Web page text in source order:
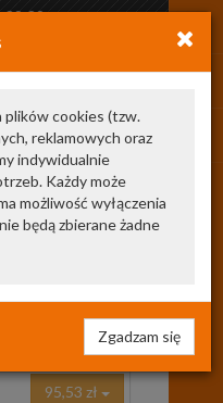
20 20
cookies (tzw.
reklamowych oraz
indywidualnie
Każdy może
możliwość wyłączenia
będą zbierane żadne
Zgadzam się
95,53 zł